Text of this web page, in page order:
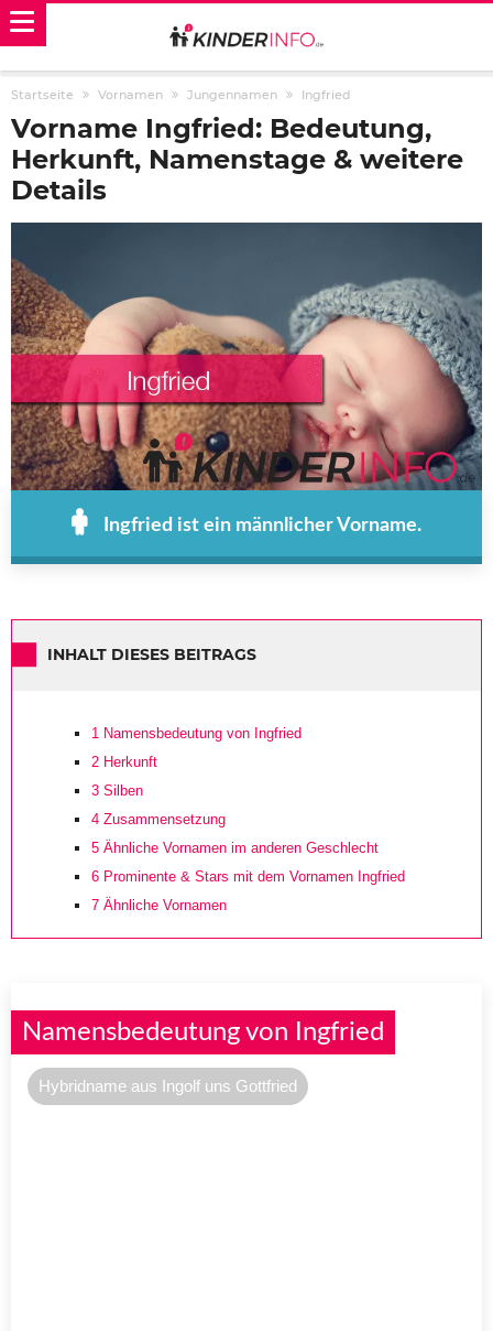
Startseite Vornamen Jungennamen Ingfried
Vorname Ingfried: Bedeutung,
Herkunft, Namenstage & weitere
Details
Ingfried ist ein männlicher Vorname.
INHALT DIESES BEITRAGS
1 Namensbedeutung von Ingfried
2 Herkunft
3 Silben
4 Zusammensetzung
5 Ähnliche Vornamen im anderen Geschlecht
6 Prominente & Stars mit dem Vornamen Ingfried
7 Ähnliche Vornamen
Namensbedeutung von Ingfried
Hybridname aus Ingolf uns Gottfried